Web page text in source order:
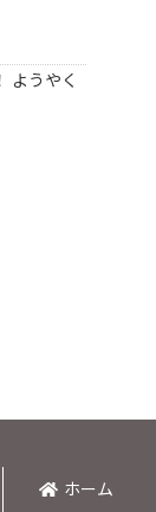
ようやく
ホーム